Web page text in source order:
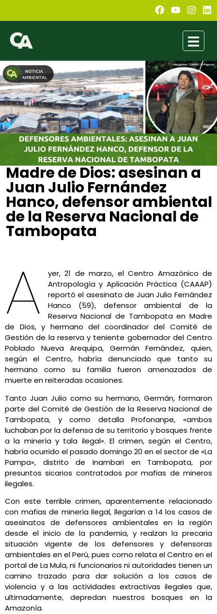
Madre de Dios: asesinan a
Juan Julio Fernández
Hanco, defensor ambiental
de la Reserva Nacional de
Tambopata
A
yer, 21 de marzo, el Centro Amazónico de
Antropología y Aplicación Práctica (CAAAP)
reportó el asesinato de Juan Julio Fernández
Hanco (59), defensor ambiental de la
Reserva Nacional de Tambopata en Madre
de Dios, y hermano del coordinador del Comité de
Gestión de la reserva y teniente gobernador del Centro
Poblado Nueva Arequipa, Germán Fernández, quien,
según el Centro, habría denunciado que tanto su
hermano como su familia fueron amenazados de
muerte en reiteradas ocasiones.
Tanto Juan Julio como su hermano, Germán, formaron
parte del Comité de Gestión de la Reserva Nacional de
Tambopata, y como detalla Profonanpe, «ambos
luchaban por la defensa de su territorio y bosques frente
a la minería y tala ilegal». El crimen, según el Centro,
habría ocurrido el pasado domingo 20 en el sector de «La
Pampa», distrito de Inambari en Tambopata, por
presuntos sicarios contratados por mafias de mineros
ilegales.
Con este terrible crimen, aparentemente relacionado
con mafias de minería ilegal, llegarían a 14 los casos de
asesinatos de defensores ambientales en la región
desde el inicio de la pandemia, y realzan la precaria
situación vigente de los defensores y defensoras
ambientales en el Perú, pues como relata el Centro en el
portal de La Mula, ni funcionarios ni autoridades tienen un
camino trazado para dar solución a los casos de
violencia y a las actividades extractivas ilegales que,
ultimadamente, depredan nuestros bosques en la
Amazonía.